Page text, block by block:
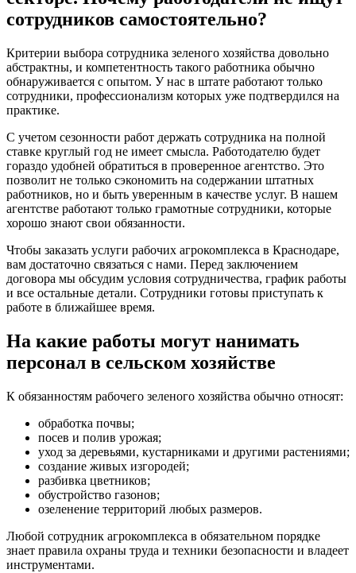
сотрудников самостоятельно?
Критерии выбора сотрудника зеленого хозяйства довольно
абстрактны, и компетентность такого работника обычно
обнаруживается с опытом. У нас в штате работают только
сотрудники, профессионализм которых уже подтвердился на
практике.
С учетом сезонности работ держать сотрудника на полной
ставке круглый год не имеет смысла. Работодателю будет
гораздо удобней обратиться в проверенное агентство. Это
позволит не только сэкономить на содержании штатных
работников, но и быть уверенным в качестве услуг. В нашем
агентстве работают только грамотные сотрудники, которые
хорошо знают свои обязанности.
Чтобы заказать услуги рабочих агрокомплекса в Краснодаре,
вам достаточно связаться с нами. Перед заключением
договора мы обсудим условия сотрудничества, график работы
и все остальные детали. Сотрудники готовы приступать к
работе в ближайшее время.
На какие работы могут нанимать
персонал в сельском хозяйстве
К обязанностям рабочего зеленого хозяйства обычно относят:
обработка почвы;
посев и полив урожая;
уход за деревьями, кустарниками и другими растениями;
создание живых изгородей;
разбивка цветников;
обустройство газонов;
озеленение территорий любых размеров.
Любой сотрудник агрокомплекса в обязательном порядке
знает правила охраны труда и техники безопасности и владеет
инструментами.